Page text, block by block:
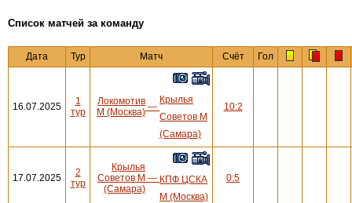
Cписок матчей за команду
Дата Тур Матч Счёт Гол
16.07.2025
1
тур
Локомотив
М (Москва) —
Крылья
Советов М
(Самара)
10:2
17.07.2025
2
тур
Крылья
Советов М
(Самара)
— КПФ ЦСКА
М (Москва)
0:5